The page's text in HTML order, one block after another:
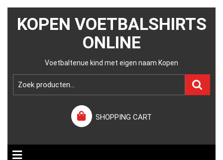
KOPEN VOETBALSHIRTS
ONLINE
Voetbaltenue kind met eigen naam Kopen
SHOPPING CART